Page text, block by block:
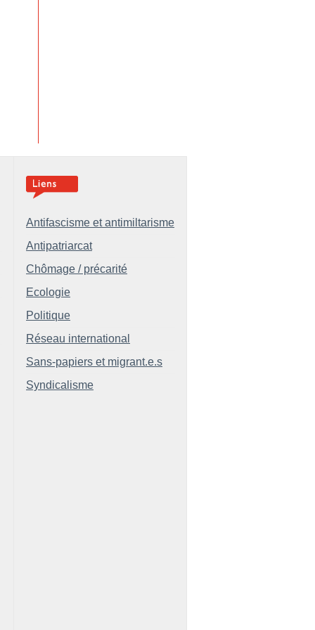
Antifascisme et antimiltarisme
Antipatriarcat
Chômage / précarité
Ecologie
Politique
Réseau international
Sans-papiers et migrant.e.s
Syndicalisme